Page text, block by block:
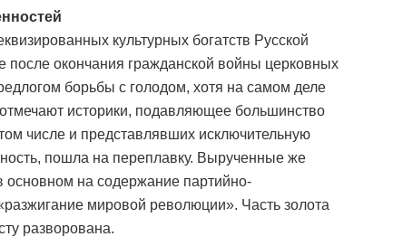
культурных богатств Русской
после окончания гражданской войны церковных
борьбы с голодом, хотя на самом деле
историки, подавляющее большинство
числе и представлявших исключительную
пошла на переплавку. Вырученные же
основном на содержание партийно-
мировой революции». Часть золота
разворована.